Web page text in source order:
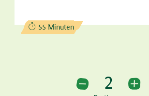
Zubereitungszeit:
55 Minuten
2 Portionen
2